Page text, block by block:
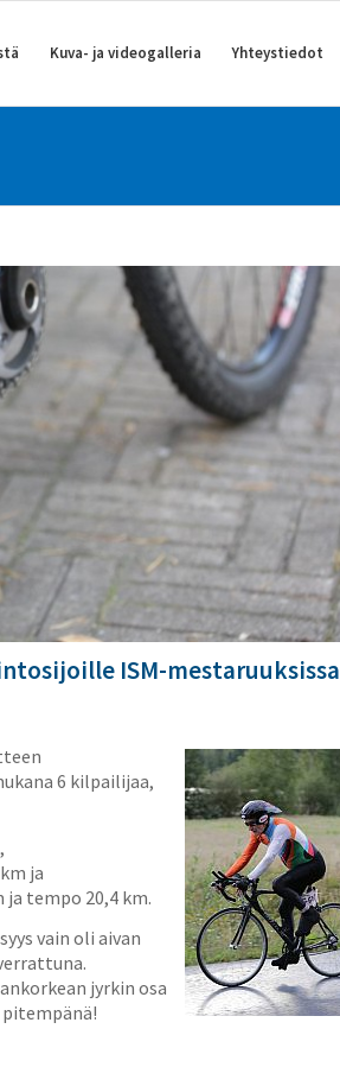
Kuva- ja videogalleria Yhteystiedot
ISM-mestaruuksissa
6 kilpailijaa,
ja
ja tempo 20,4 km.
vain oli aivan
jyrkin osa